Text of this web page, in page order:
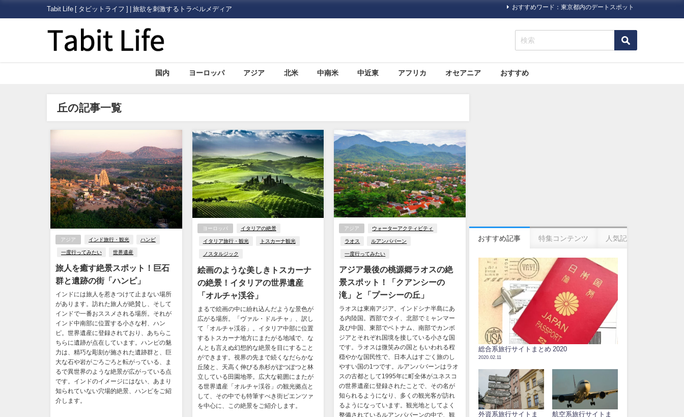
Tabit Life [ タビットライフ ] | 旅欲を刺激するトラベルメディア おすすめワード：東京都内のデートスポット
国内 ヨーロッパ アジア 北米 中南米 中近東 アフリカ オセアニア おすすめ
丘の記事一覧
アジア インド旅行・観光 ハンピ
一度行ってみたい 世界遺産
旅人を癒す絶景スポット！巨石
群と遺跡の街「ハンピ」
インドには旅人を惹きつけて止まない場所
があります。訪れた旅人が絶賛し、そして
インドで一番おススメされる場所。それが
インド中南部に位置する小さな村、ハン
ピ。世界遺産に登録されており、あちらこ
ちらに遺跡が点在しています。ハンピの魅
力は、精巧な彫刻が施された遺跡群と、巨
大な石や岩がごろごろと転がっている、ま
るで異世界のような絶景が広がっている点
です。インドのイメージにはない、あまり
知られていない穴場的絶景、ハンピをご紹
介します。
ヨーロッパ イタリアの絶景
イタリア旅行・観光 トスカーナ観光
ノスタルジック
絵画のような美しきトスカーナ
の絶景！イタリアの世界遺産
「オルチャ渓谷」
まるで絵画の中に紛れ込んだような景色が
広がる場所。「ヴァル・ドルチャ」、訳し
て「オルチャ渓谷」。イタリア中部に位置
するトスカーナ地方にまたがる地域で、な
んとも言えぬ幻想的な絶景を目にすること
ができます。視界の先まで続くなだらかな
丘陵と、天高く伸びる糸杉がぽつぽつと林
立している田園地帯。広大な範囲にまたが
る世界遺産「オルチャ渓谷」の観光拠点と
して、その中でも特筆すべき街ピエンツァ
を中心に、この絶景をご紹介します。
アジア ウォーターアクティビティ
ラオス ルアンパバーン
一度行ってみたい
アジア最後の桃源郷ラオスの絶
景スポット！「クアンシーの
滝」と「プーシーの丘」
ラオスは東南アジア、インドシナ半島にあ
る内陸国。西部でタイ、北部でミャンマー
及び中国、東部でベトナム、南部でカンボ
ジアとそれぞれ国境を接している小さな国
です。ラオスは微笑みの国ともいわれる程
穏やかな国民性で、日本人はすごく旅のし
やすい国の1つです。ルアンパバーンはラオ
スの古都として1995年に町全体がユネスコ
の世界遺産に登録されたことで、その名が
知られるようになり、多くの観光客が訪れ
るようになっています。観光地としてよく
整備されているルアンパバーンの中で、観
おすすめ記事 特集コンテンツ 人気記事
総合系旅行サイトまとめ 2020
2020.02.11
外資系旅行サイトま
航空系旅行サイトま